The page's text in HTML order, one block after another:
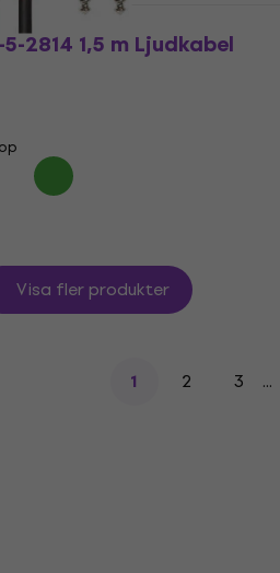
2814 1,5 m Ljudkabel
Visa fler produkter
1 2 3 ...